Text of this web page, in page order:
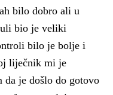
bilo dobro ali u
bio je veliki
bilo je bolje i
liječnik mi je
je došlo do gotovo